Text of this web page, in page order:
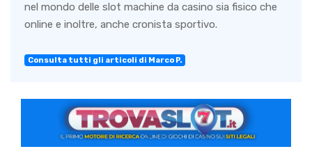
nel mondo delle slot machine da casino sia fisico che
online e inoltre, anche cronista sportivo.
Consulta tutti gli articoli di Marco P.